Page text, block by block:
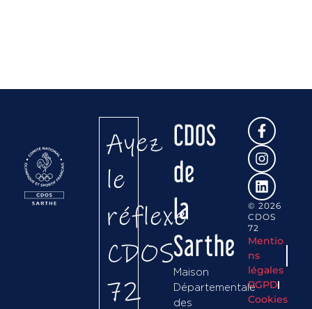
Ayez
le
réflexe
CDOS
72
CDOS
de
la
Sarthe
Maison
Départementale
des
© 2026
CDOS
72
Mentio
ns
légales
RGPD
Cookies